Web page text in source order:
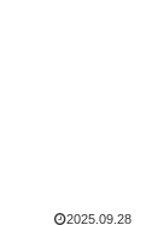
2025.09.28